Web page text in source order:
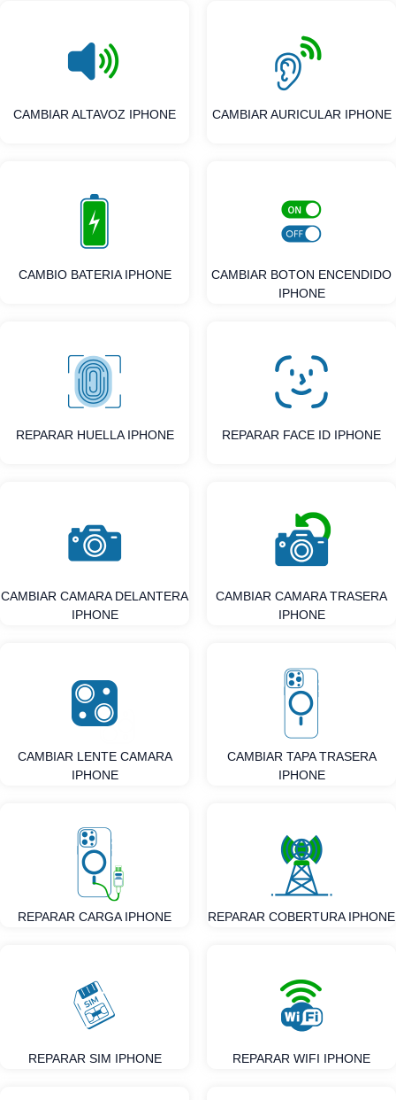
CAMBIAR ALTAVOZ IPHONE CAMBIAR AURICULAR IPHONE
CAMBIO BATERIA IPHONE
CAMBIAR BOTON ENCENDIDO
IPHONE
REPARAR HUELLA IPHONE REPARAR FACE ID IPHONE
CAMBIAR CAMARA DELANTERA
IPHONE
CAMBIAR CAMARA TRASERA
IPHONE
CAMBIAR LENTE CAMARA
IPHONE
CAMBIAR TAPA TRASERA
IPHONE
REPARAR CARGA IPHONE REPARAR COBERTURA IPHONE
REPARAR SIM IPHONE REPARAR WIFI IPHONE